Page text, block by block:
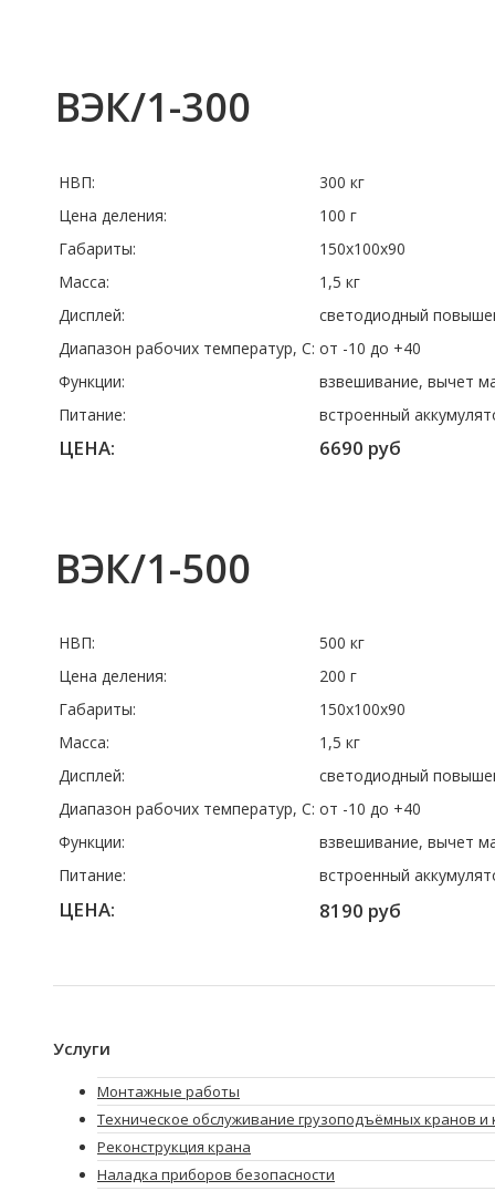
ВЭК/1-300
НВП:
300 кг
Цена деления:
100 г
Габариты:
150х100х90
Масса:
1,5 кг
Дисплей:
светодиодный
Диапазон рабочих температур, C: от -10 до +40
Функции:
взвешивание, вычет
Питание:
встроенный
ЦЕНА: 6690 руб
ВЭК/1-500
НВП:
500 кг
Цена деления:
200 г
Габариты:
150х100х90
Масса:
1,5 кг
Дисплей:
светодиодный
Диапазон рабочих температур, C: от -10 до +40
Функции:
взвешивание, вычет
Питание:
встроенный
ЦЕНА: 8190 руб
Услуги
Монтажные работы
Техническое обслуживание грузоподъёмных кранов и
Реконструкция крана
Наладка приборов безопасности